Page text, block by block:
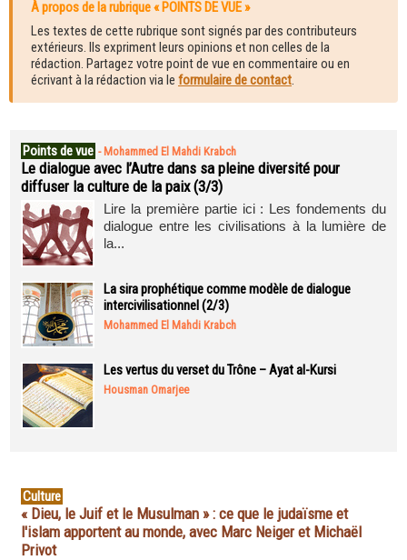
À propos de la rubrique « POINTS DE VUE »
Les textes de cette rubrique sont signés par des contributeurs
extérieurs. Ils expriment leurs opinions et non celles de la
rédaction. Partagez votre point de vue en commentaire ou en
écrivant à la rédaction via le formulaire de contact.
Points de vue - Mohammed El Mahdi Krabch
Le dialogue avec l’Autre dans sa pleine diversité pour
diffuser la culture de la paix (3/3)
Lire la première partie ici : Les fondements du
dialogue entre les civilisations à la lumière de
la...
La sira prophétique comme modèle de dialogue
intercivilisationnel (2/3)
Mohammed El Mahdi Krabch
Les vertus du verset du Trône – Ayat al-Kursi
Housman Omarjee
Culture
« Dieu, le Juif et le Musulman » : ce que le judaïsme et
l'islam apportent au monde, avec Marc Neiger et Michaël
Privot